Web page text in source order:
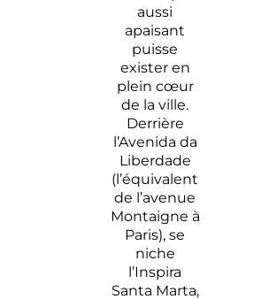
aussi
apaisant
puisse
exister en
plein cœur
de la ville.
Derrière
l’Avenida da
Liberdade
(l’équivalent
de l’avenue
Montaigne à
Paris), se
niche
l’Inspira
Santa Marta,